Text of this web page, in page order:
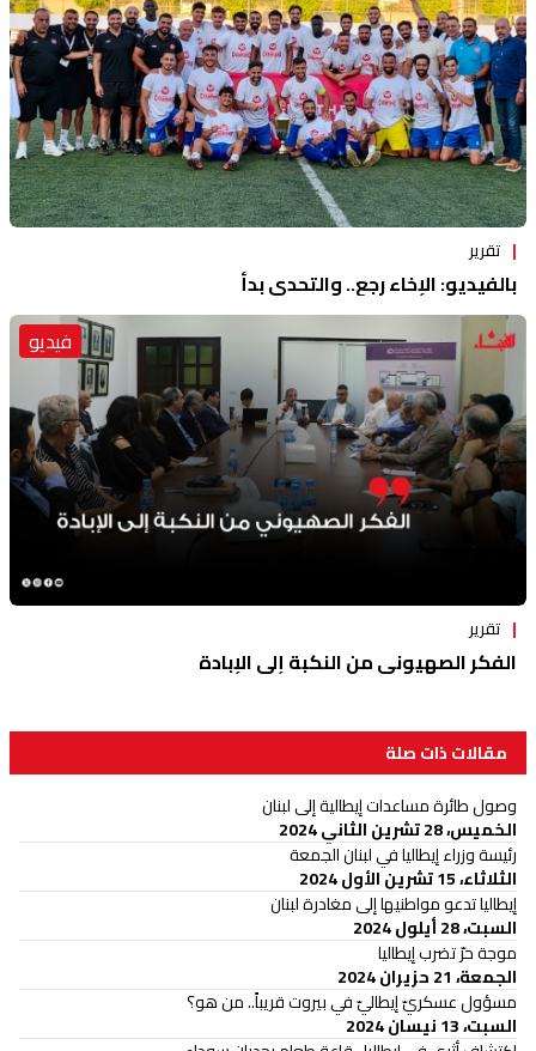
تقرير
بالفيديو: الإخاء رجع.. والتحدي بدأ
فيديو
تقرير
الفكر الصهيوني من النكبة إلى الإبادة
مقالات ذات صلة
وصول طائرة مساعدات إيطالية إلى لبنان
الخميس، 28 تشرين الثاني 2024
رئيسة وزراء إيطاليا في لبنان الجمعة
الثلاثاء، 15 تشرين الأول 2024
إيطاليا تدعو مواطنيها إلى مغادرة لبنان
السبت، 28 أيلول 2024
موجة حرّ تضرب إيطاليا
الجمعة، 21 حزيران 2024
مسؤول عسكريّ إيطاليّ في بيروت قريباً.. من هو؟
السبت، 13 نيسان 2024